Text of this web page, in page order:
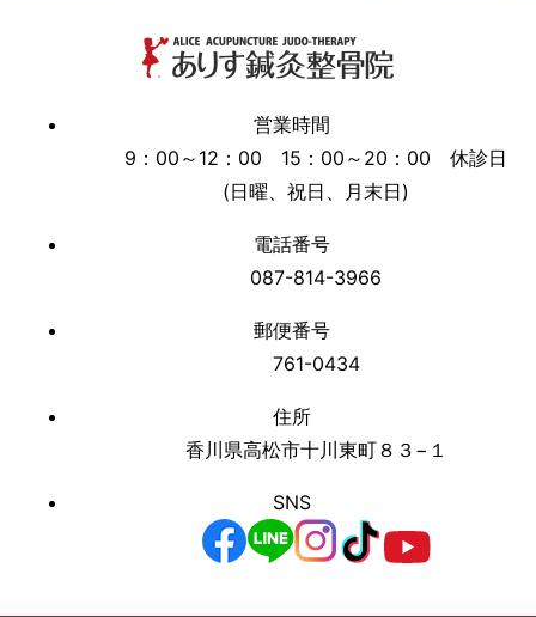
営業時間
9：00～12：00 15：00～20：00 休診日
(日曜、祝日、月末日)
電話番号
087-814-3966
郵便番号
761-0434
住所
香川県高松市十川東町８３−１
SNS